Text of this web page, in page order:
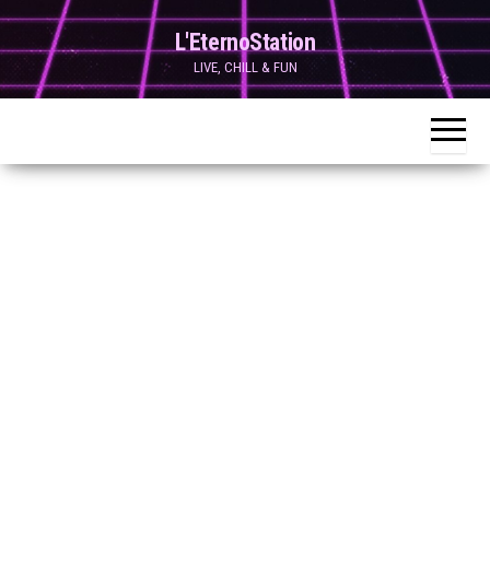
Skip
to
content
L'EternoStation
LIVE, CHILL & FUN